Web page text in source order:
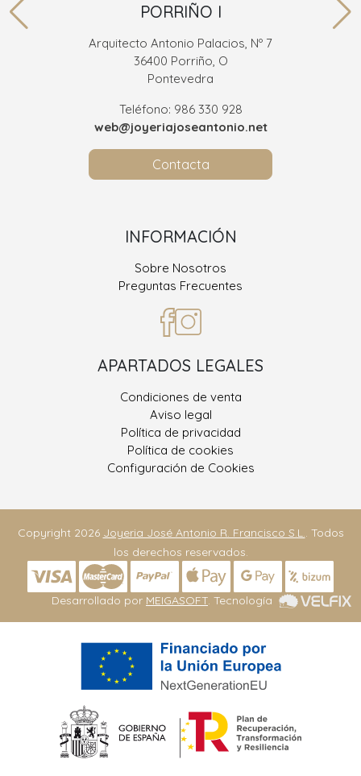
PORRIÑO I
Arquitecto Antonio Palacios, Nº 7
36400 Porriño, O
Pontevedra
Teléfono: 986 330 928
web@joyeriajoseantonio.net
Contacta
INFORMACIÓN
Sobre Nosotros
Preguntas Frecuentes
APARTADOS LEGALES
Condiciones de venta
Aviso legal
Política de privacidad
Política de cookies
Configuración de Cookies
Copyright 2026 Joyeria José Antonio R. Francisco S.L.. Todos
los derechos reservados.
Desarrollado por MEIGASOFT . Tecnología